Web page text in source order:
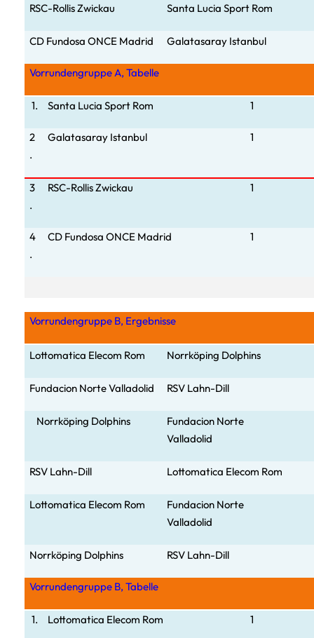
RSC-Rollis Zwickau Santa Lucia Sport Rom
CD Fundosa ONCE Madrid Galatasaray Istanbul
Vorrundengruppe A, Tabelle
1. Santa Lucia Sport Rom 1
2
.
Galatasaray Istanbul 1
3
.
RSC-Rollis Zwickau 1
4
.
CD Fundosa ONCE Madrid 1
Vorrundengruppe B, Ergebnisse
Lottomatica Elecom Rom Norrköping Dolphins
Fundacion Norte Valladolid RSV Lahn-Dill
Norrköping Dolphins
Fundacion Norte
Valladolid
RSV Lahn-Dill Lottomatica Elecom Rom
Lottomatica Elecom Rom
Fundacion Norte
Valladolid
Norrköping Dolphins RSV Lahn-Dill
Vorrundengruppe B, Tabelle
1. Lottomatica Elecom Rom 1